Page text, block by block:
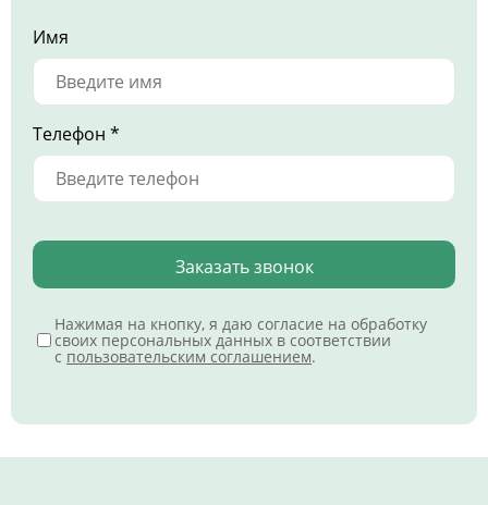
Имя
Телефон *
Заказать звонок
Нажимая на кнопку, я даю согласие на обработку
своих персональных данных в соответствии
с пользовательским соглашением.